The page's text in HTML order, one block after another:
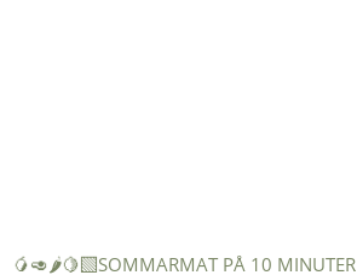
🥭🥑🌶️🍋‍🟩SOMMARMAT PÅ 10 MINUTER